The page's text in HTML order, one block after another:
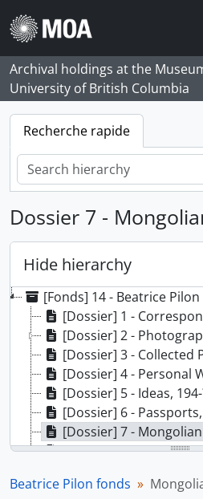
Skip to main content
Archival holdings at the
University of British Columbia
Recherche rapide
Dossier 7 -
Hide hierarchy
[Fonds] 14 - Beatrice Pilon fonds,
[Dossier] 1 -
[Dossier] 2 -
[Dossier] 3 - Collected
[Dossier] 4 - Personal
[Dossier] 5 - Ideas,
[Dossier] 6 -
[Dossier] 7 -
[Dossier] 8 - Blank
[Dossier] 10 - Stamp
Beatrice Pilon fonds